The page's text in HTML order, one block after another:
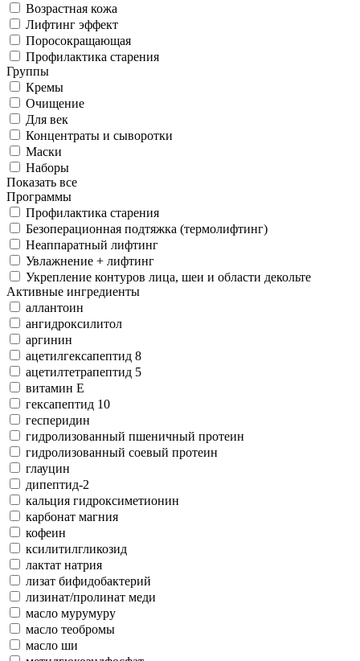
Возрастная кожа
Лифтинг эффект
Поросокращающая
Профилактика старения
Группы
Кремы
Очищение
Для век
Концентраты и сыворотки
Маски
Наборы
Показать все
Программы
Профилактика старения
Безоперационная подтяжка (термолифтинг)
Неаппаратный лифтинг
Увлажнение + лифтинг
Укрепление контуров лица, шеи и области декольте
Активные ингредиенты
аллантоин
ангидроксилитол
аргинин
ацетилгексапептид 8
ацетилтетрапептид 5
витамин Е
гексапептид 10
гесперидин
гидролизованный пшеничный протеин
гидролизованный соевый протеин
глауцин
дипептид-2
кальция гидроксиметионин
карбонат магния
кофеин
ксилитилгликозид
лактат натрия
лизат бифидобактерий
лизинат/пролинат меди
масло мурумуру
масло теобромы
масло ши